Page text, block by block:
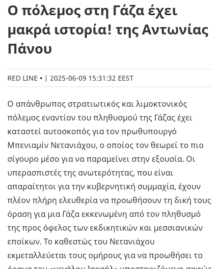
Ο πόλεμος στη Γάζα έχει
μακρά ιστορία! της Αντωνίας
Πάνου
RED LINE | 2025-06-09 15:31:32 EEST
Ο απάνθρωπος στρατιωτικός και λιμοκτονικός
πόλεμος εναντίον του πληθυσμού της Γάζας έχει
καταστεί αυτοσκοπός για τον πρωθυπουργό
Μπενιαμίν Νετανιάχου, ο οποίος τον θεωρεί το πιο
σίγουρο μέσο για να παραμείνει στην εξουσία. Οι
υπερασπιστές της ανωτερότητας, που είναι
απαραίτητοι για την κυβερνητική συμμαχία, έχουν
πλέον πλήρη ελευθερία να προωθήσουν τη δική τους
όραση για μια Γάζα εκκενωμένη από τον πληθυσμό
της προς όφελος των εκδικητικών και μεσσιανικών
εποίκων. Το καθεστώς του Νετανιάχου
εκμεταλλεύεται τους ομήρους για να προωθήσει το